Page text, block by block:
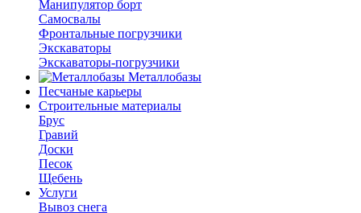
Манипулятор борт
Самосвалы
Фронтальные погрузчики
Экскаваторы
Экскаваторы-погрузчики
Металлобазы
Песчаные карьеры
Строительные материалы
Брус
Гравий
Доски
Песок
Щебень
Услуги
Вывоз снега